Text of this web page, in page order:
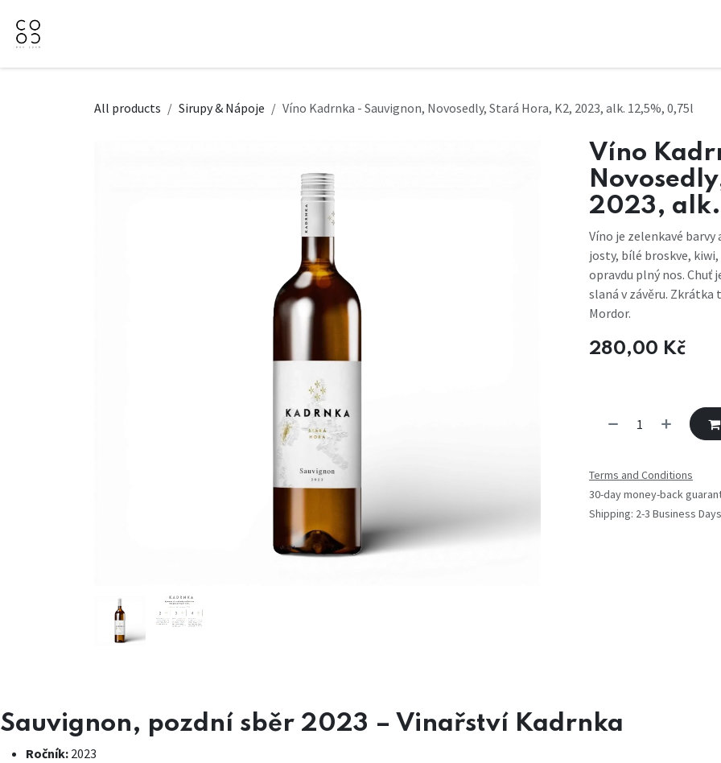
All products Sirupy & Nápoje Víno Kadrnka - Sauvignon, Novosedly, Stará Hora, K2, 2023, alk. 12,5%, 0,75l
Víno
2023, alk.
Víno je zelenkavé barvy
josty, bílé broskve,
opravdu plný nos. Chuť
slaná v závěru.
Mordor.
280,00 Kč
Terms and Conditions
30-day money-back
Shipping: 2-3 Business Days
Sauvignon, pozdní sběr 2023 – Vinařství Kadrnka
Ročník: 2023